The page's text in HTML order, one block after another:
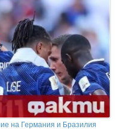
на Германия и Бразилия